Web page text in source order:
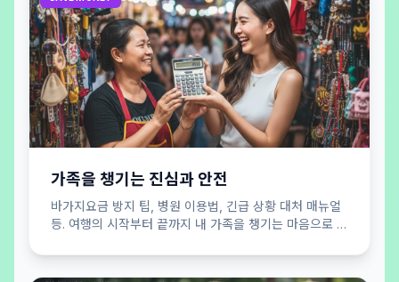
가족을 챙기는 진심과 안전
바가지요금 방지 팁, 병원 이용법, 긴급 상황 대처 매뉴얼
등. 여행의 시작부터 끝까지 내 가족을 챙기는 마음으로 당